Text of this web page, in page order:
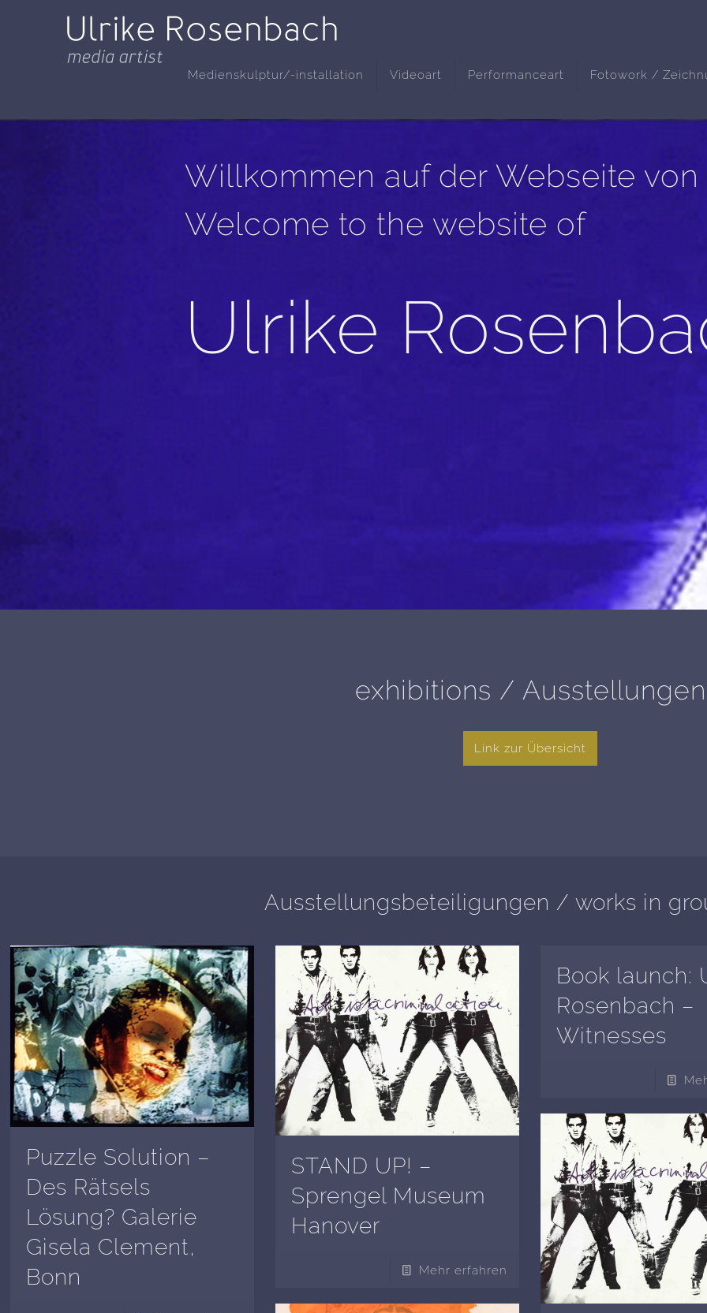
Medienskulptur/-installation Videoart Performanceart Fotowork /
Willkommen auf der Webseite
Welcome to the website of
Ulrike
exhibitions / Ausstellungen
Link zur Übersicht
Ausstellungsbeteiligungen / works in
Puzzle Solution –
Des Rätsels
Lösung? Galerie
Gisela Clement,
Bonn
STAND UP! –
Sprengel Museum
Hanover
Mehr erfahren
Book launch:
Rosenbach –
Witnesses